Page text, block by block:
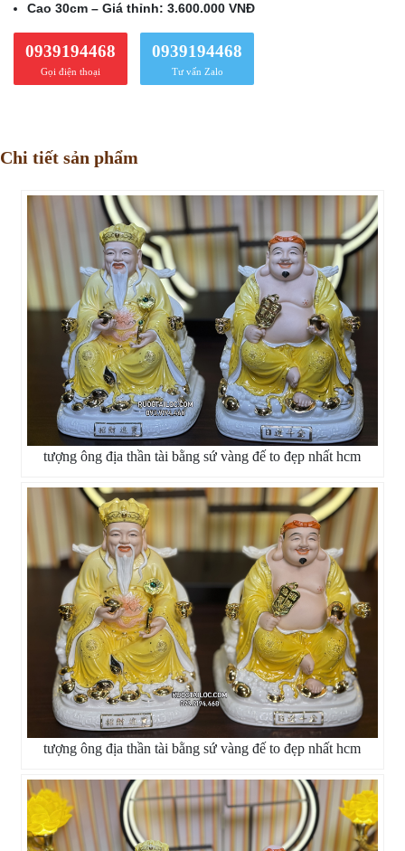
Cao 30cm – Giá thỉnh: 3.600.000 VNĐ
0939194468
Gọi điện thoại
0939194468
Tư vấn Zalo
Chi tiết sản phẩm
tượng ông địa thần tài bằng sứ vàng đế to đẹp nhất hcm
tượng ông địa thần tài bằng sứ vàng đế to đẹp nhất hcm